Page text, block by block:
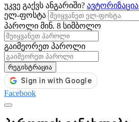
უკვე გაქვს ანგარიში? ავტორიზაცია
ელ-ფოსტა
პაროლი მინ. 8 სიმბოლო
გაიმეორეთ პაროლი
რეგისტრაცია
Facebook